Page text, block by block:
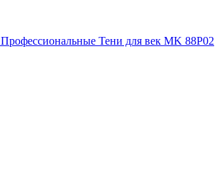
Профессиональные Тени для век MK 88P02